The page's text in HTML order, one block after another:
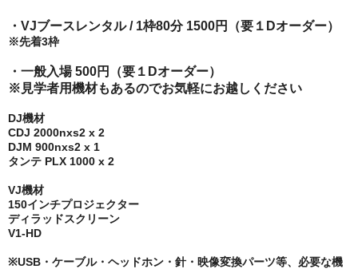
・VJブースレンタル / 1枠80分 1500円（要１Dオーダー）
※先着3枠
・一般入場 500円（要１Dオーダー）
※見学者用機材もあるのでお気軽にお越しください
DJ機材
CDJ 2000nxs2 x 2
DJM 900nxs2 x 1
タンテ PLX 1000 x 2
VJ機材
150インチプロジェクター
ディラッドスクリーン
V1-HD
※USB・ケーブル・ヘッドホン・針・映像変換パーツ等、必要な機